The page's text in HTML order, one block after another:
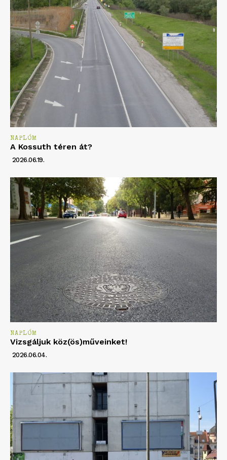
NAPLÓM
A Kossuth téren át?
2026.06.19.
NAPLÓM
Vizsgáljuk köz(ös)műveinket!
2026.06.04.